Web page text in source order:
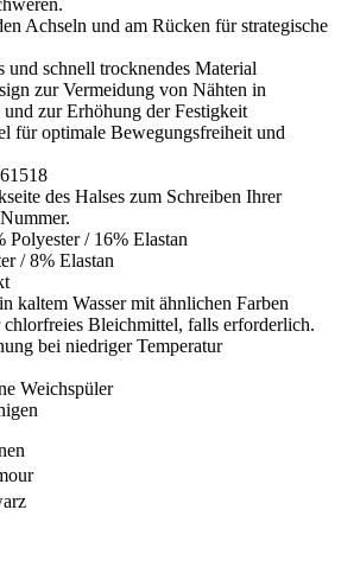
Achseln und am Rücken für strategische
und schnell trocknendes Material
zur Vermeidung von Nähten in
zur Erhöhung der Festigkeit
für optimale Bewegungsfreiheit und
des Halses zum Schreiben Ihrer
Polyester / 16% Elastan
/ 8% Elastan
kaltem Wasser mit ähnlichen Farben
chlorfreies Bleichmittel, falls erforderlich.
bei niedriger Temperatur
Weichspüler